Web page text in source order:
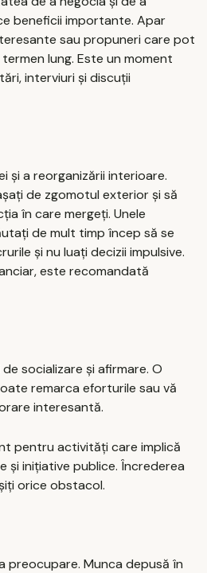
beneficii importante. Apar
sau propuneri care pot
lung. Este un moment
interviuri și discuții
și a reorganizării interioare.
de zgomotul exterior și să
în care mergeți. Unele
de mult timp încep să se
și nu luați decizii impulsive.
este recomandată
socializare și afirmare. O
remarca eforturile sau vă
interesantă.
pentru activități care implică
și inițiative publice. Încrederea
orice obstacol.
preocupare. Munca depusă în